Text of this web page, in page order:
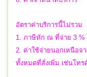
อัตราค่าบริการนี้ไม่รวม
1. ภาษีหัก ณ ที่จ่าย 3
2. ค่าใช้จ่ายนอกเหนือจ
ทั้งหมดที่สั่งเพิ่ม เช่นโท